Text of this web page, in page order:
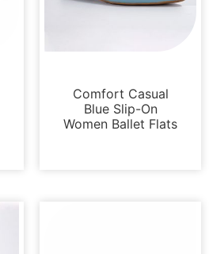
Comfort Casual
Blue Slip-On
Women Ballet Flats